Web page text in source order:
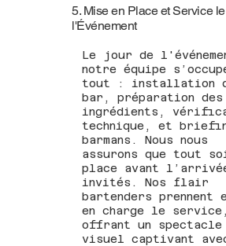
5. Mise en Place et Service
l'Événement
Le jour de
notre équipe
tout : installation
bar, préparation des
ingrédients,
technique, et
barmans. Nous nous
assurons que tout
place avant
invités. Nos flair
bartenders prennent
en charge le service,
offrant un spectacle
visuel captivant